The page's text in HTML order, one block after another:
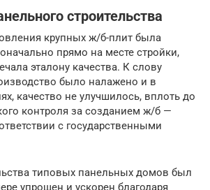
строительства
крупных ж/б-плит была
прямо на месте стройки,
эталону качества. К слову
было налажено и в
качество не улучшилось, вплоть до
контроля за созданием ж/б —
с государственными
типовых панельных домов был
упрощен и ускорен благодаря